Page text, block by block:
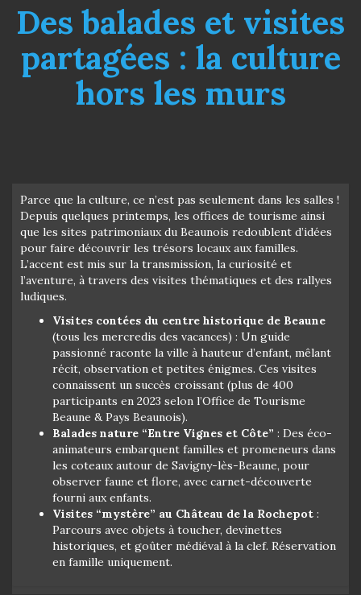
Des balades et visites
partagées : la culture
hors les murs
Parce que la culture, ce n’est pas seulement dans les salles !
Depuis quelques printemps, les offices de tourisme ainsi
que les sites patrimoniaux du Beaunois redoublent d’idées
pour faire découvrir les trésors locaux aux familles.
L’accent est mis sur la transmission, la curiosité et
l’aventure, à travers des visites thématiques et des rallyes
ludiques.
Visites contées du centre historique de Beaune
(tous les mercredis des vacances) : Un guide
passionné raconte la ville à hauteur d’enfant, mêlant
récit, observation et petites énigmes. Ces visites
connaissent un succès croissant (plus de 400
participants en 2023 selon l’Office de Tourisme
Beaune & Pays Beaunois).
Balades nature “Entre Vignes et Côte” : Des éco-
animateurs embarquent familles et promeneurs dans
les coteaux autour de Savigny-lès-Beaune, pour
observer faune et flore, avec carnet-découverte
fourni aux enfants.
Visites “mystère” au Château de la Rochepot :
Parcours avec objets à toucher, devinettes
historiques, et goûter médiéval à la clef. Réservation
en famille uniquement.